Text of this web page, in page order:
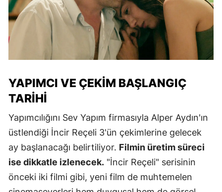
YAPIMCI VE ÇEKIM BAŞLANGIÇ
TARIHI
Yapımcılığını Sev Yapım firmasıyla Alper Aydın'ın
üstlendiği İncir Reçeli 3'ün çekimlerine gelecek
ay başlanacağı belirtiliyor. Filmin üretim süreci
ise dikkatle izlenecek. "İncir Reçeli" serisinin
önceki iki filmi gibi, yeni film de muhtemelen